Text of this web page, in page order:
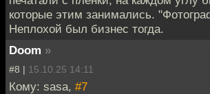
которые этим занимались.
Неплохой был бизнес тогда.
Doom »
#8 | 15.10.25 14:11
Кому: sasa, #7